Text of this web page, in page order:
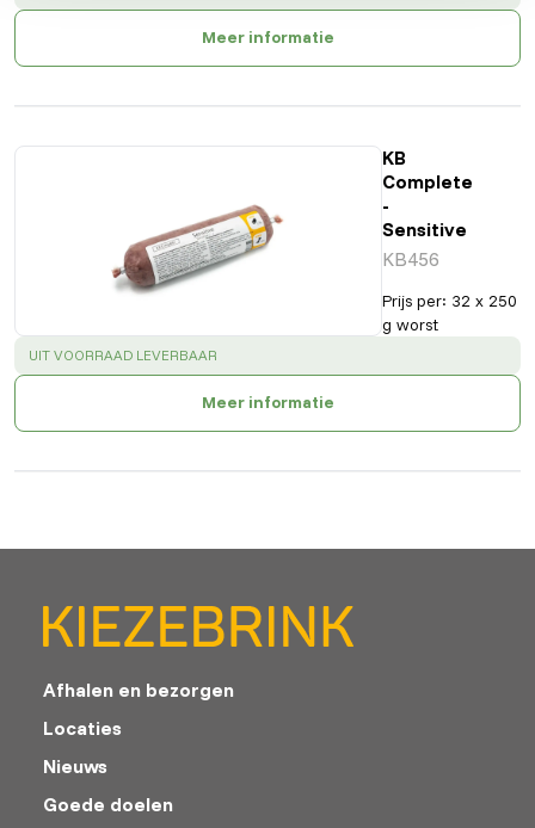
Meer informatie
KB
Complete
-
Sensitive
KB456
Prijs per: 32 x 250
g worst
SUCCESS:
UIT VOORRAAD LEVERBAAR
Meer informatie
Afhalen en bezorgen
Locaties
Nieuws
Goede doelen